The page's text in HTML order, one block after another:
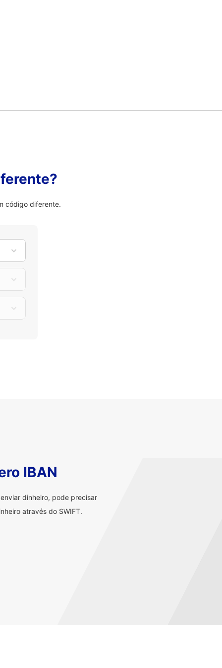
código diferente.
IBAN
dinheiro, pode precisar
através do SWIFT.